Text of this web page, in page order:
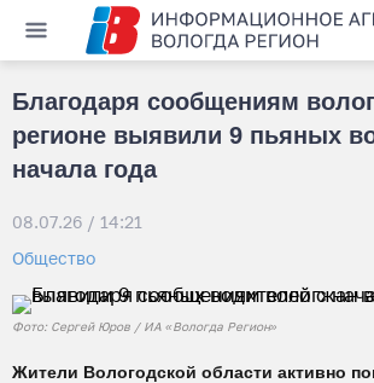
Благодаря сообщениям
регионе выявили 9 пьяных
начала года
08.07.26 / 14:21
Общество
Фото: Сергей Юров / ИА «Вологда Регион»
Жители Вологодской области активно